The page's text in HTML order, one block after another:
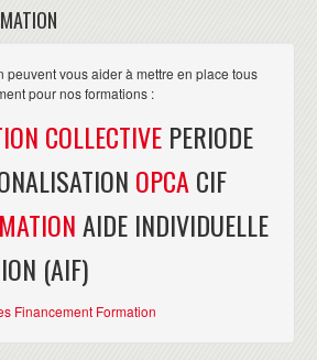
peuvent vous aider à mettre en place tous
pour nos formations :
COLLECTIVE PERIODE
OPCA CIF
AIDE INDIVIDUELLE
(AIF)
Financement Formation